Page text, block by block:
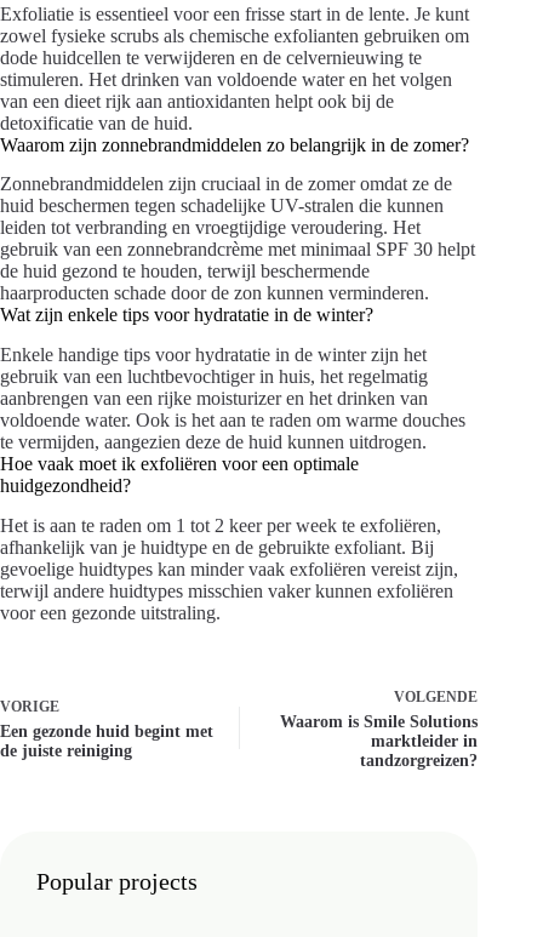
Exfoliatie is essentieel voor een frisse start in de lente. Je kunt
zowel fysieke scrubs als chemische exfolianten gebruiken om
dode huidcellen te verwijderen en de celvernieuwing te
stimuleren. Het drinken van voldoende water en het volgen
van een dieet rijk aan antioxidanten helpt ook bij de
detoxificatie van de huid.
Waarom zijn zonnebrandmiddelen zo belangrijk in de zomer?
Zonnebrandmiddelen zijn cruciaal in de zomer omdat ze de
huid beschermen tegen schadelijke UV-stralen die kunnen
leiden tot verbranding en vroegtijdige veroudering. Het
gebruik van een zonnebrandcrème met minimaal SPF 30 helpt
de huid gezond te houden, terwijl beschermende
haarproducten schade door de zon kunnen verminderen.
Wat zijn enkele tips voor hydratatie in de winter?
Enkele handige tips voor hydratatie in de winter zijn het
gebruik van een luchtbevochtiger in huis, het regelmatig
aanbrengen van een rijke moisturizer en het drinken van
voldoende water. Ook is het aan te raden om warme douches
te vermijden, aangezien deze de huid kunnen uitdrogen.
Hoe vaak moet ik exfoliëren voor een optimale
huidgezondheid?
Het is aan te raden om 1 tot 2 keer per week te exfoliëren,
afhankelijk van je huidtype en de gebruikte exfoliant. Bij
gevoelige huidtypes kan minder vaak exfoliëren vereist zijn,
terwijl andere huidtypes misschien vaker kunnen exfoliëren
voor een gezonde uitstraling.
VORIGE
Een gezonde huid begint met
de juiste reiniging
VOLGENDE
Waarom is Smile Solutions
marktleider in
tandzorgreizen?
Popular projects